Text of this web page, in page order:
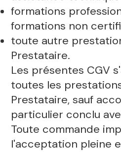
formations
formations non
toute autre
Prestataire.
Les présentes CGV
toutes les
Prestataire, sauf
particulier conclu
Toute commande
l'acceptation pleine